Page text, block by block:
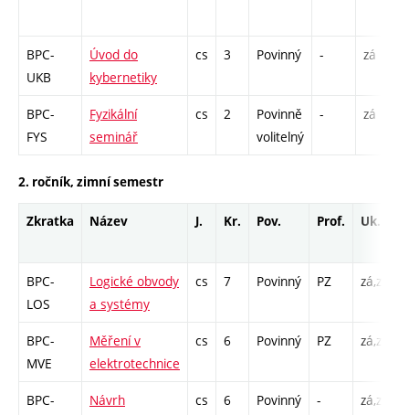
BPC-
UKB
Úvod do
kybernetiky
cs 3 Povinný - zá
BPC-
FYS
Fyzikální
seminář
cs 2
Povinně
volitelný
- zá
2. ročník, zimní semestr
Zkratka Název J. Kr. Pov. Prof. Uk.
BPC-
LOS
Logické obvody
a systémy
cs 7 Povinný PZ zá,zk
BPC-
MVE
Měření v
elektrotechnice
cs 6 Povinný PZ zá,zk
BPC-
Návrh
cs 6 Povinný - zá,zk